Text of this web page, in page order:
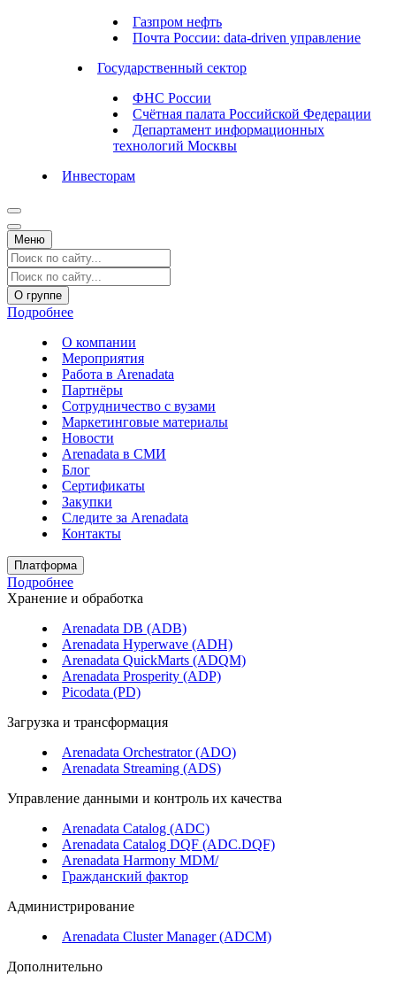
Газпром нефть
Почта России: data-driven управление
Государственный сектор
ФНС России
Счётная палата Российской Федерации
Департамент информационных
технологий Москвы
Инвесторам
Меню
О группе
Подробнее
О компании
Мероприятия
Работа в Arenadata
Партнёры
Сотрудничество с вузами
Маркетинговые материалы
Новости
Arenadata в СМИ
Блог
Сертификаты
Закупки
Следите за Аrenadata
Контакты
Платформа
Подробнее
Хранение и обработка
Arenadata DB (ADB)
Arenadata Hyperwave (ADH)
Arenadata QuickMarts (ADQM)
Arenadata Prosperity (ADP)
Picodata (PD)
Загрузка и трансформация
Arenadata Orchestrator (ADO)
Arenadata Streaming (ADS)
Управление данными и контроль их качества
Arenadata Catalog (ADC)
Arenadata Catalog DQF (ADС.DQF)
Arenadata Harmony MDM/
Гражданский фактор
Администрирование
Arenadata Cluster Manager (ADCM)
Дополнительно